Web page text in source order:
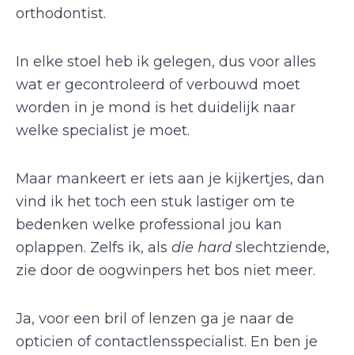
orthodontist.
In elke stoel heb ik gelegen, dus voor alles
wat er gecontroleerd of verbouwd moet
worden in je mond is het duidelijk naar
welke specialist je moet.
Maar mankeert er iets aan je kijkertjes, dan
vind ik het toch een stuk lastiger om te
bedenken welke professional jou kan
oplappen. Zelfs ik, als die hard slechtziende,
zie door de oogwinpers het bos niet meer.
Ja, voor een bril of lenzen ga je naar de
opticien of contactlensspecialist. En ben je